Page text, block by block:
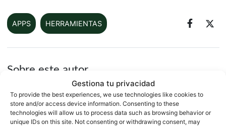
Gestiona tu privacidad
To provide the best experiences, we use technologies like cookies to
store and/or access device information. Consenting to these
technologies will allow us to process data such as browsing behavior or
unique IDs on this site. Not consenting or withdrawing consent, may
APPS HERRAMIENTAS
Sobre este autor